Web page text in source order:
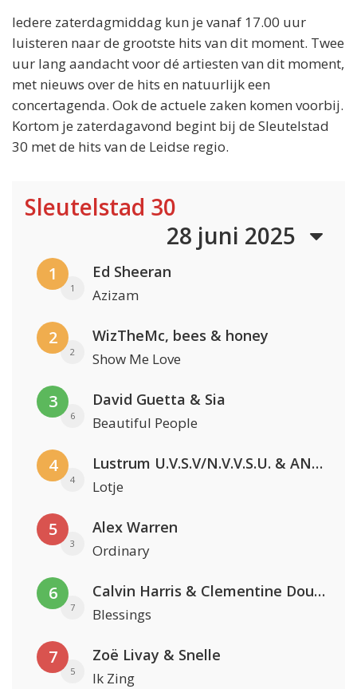
Iedere zaterdagmiddag kun je vanaf 17.00 uur
luisteren naar de grootste hits van dit moment. Twee
uur lang aandacht voor dé artiesten van dit moment,
met nieuws over de hits en natuurlijk een
concertagenda. Ook de actuele zaken komen voorbij.
Kortom je zaterdagavond begint bij de Sleutelstad
30 met de hits van de Leidse regio.
Sleutelstad 30
28 juni 2025
1
1
Ed Sheeran
Azizam
2
2
WizTheMc, bees & honey
Show Me Love
3
6
David Guetta & Sia
Beautiful People
4
4
Lustrum U.V.S.V/N.V.V.S.U. & ANNO ONS & Jopke van Dobbenburgh & Roeland Beelen
Lotje
5
3
Alex Warren
Ordinary
6
7
Calvin Harris & Clementine Douglas
Blessings
7
5
Zoë Livay & Snelle
Ik Zing